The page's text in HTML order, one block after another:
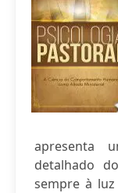
apresenta
detalhado
sempre à